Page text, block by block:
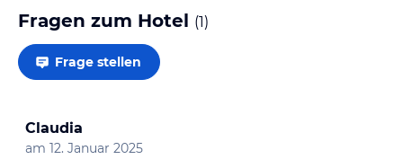
Fragen zum Hotel (1)
Frage stellen
Claudia
am 12. Januar 2025